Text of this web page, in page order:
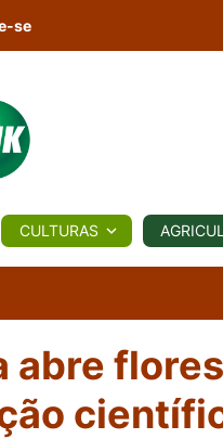
COTAÇÕES NOTÍCIAS
Eventos
e
Vídeos
se
CULTURAS
abre